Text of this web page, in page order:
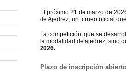
El próximo 21 de marzo de
de Ajedrez, un torneo oficial
La competición, que se
la modalidad de ajedrez, sino
2026.
Plazo de inscripción